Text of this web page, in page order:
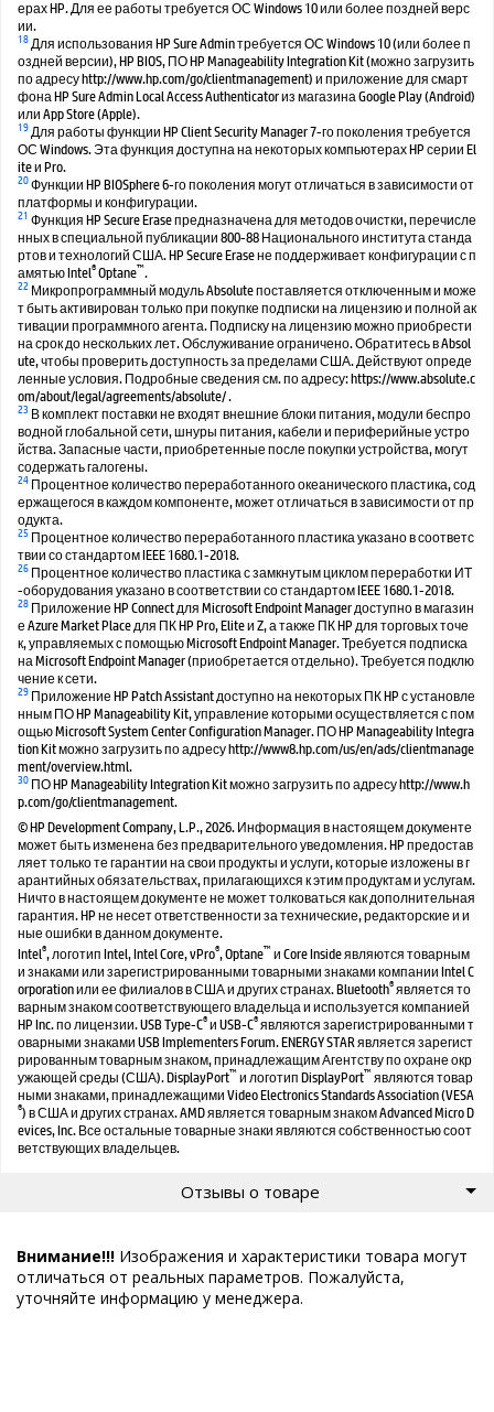
ерах HP. Для ее работы требуется ОС Windows 10 или более поздней верс
ии.
18Для использования HP Sure Admin требуется ОС Windows 10 (или более п
оздней версии), HP BIOS, ПО HP Manageability Integration Kit (можно загрузить
по адресу http://www.hp.com/go/clientmanagement) и приложение для смарт
фона HP Sure Admin Local Access Authenticator из магазина Google Play (Android)
или App Store (Apple).
19Для работы функции HP Client Security Manager 7-го поколения требуется
ОС Windows. Эта функция доступна на некоторых компьютерах HP серии El
ite и Pro.
20Функции HP BIOSphere 6-го поколения могут отличаться в зависимости от
платформы и конфигурации.
21 Функция HP Secure Erase предназначена для методов очистки, перечисле
нных в специальной публикации 800-88 Национального института станда
ртов и технологий США. HP Secure Erase не поддерживает конфигурации с п
амятью Intel®Optane™.
22 Микропрограммный модуль Absolute поставляется отключенным и може
т быть активирован только при покупке подписки на лицензию и полной ак
тивации программного агента. Подписку на лицензию можно приобрести
на срок до нескольких лет. Обслуживание ограничено. Обратитесь в Absol
ute, чтобы проверить доступность за пределами США. Действуют опреде
ленные условия. Подробные сведения см. по адресу: https://www.absolute.c
om/about/legal/agreements/absolute/ .
23 В комплект поставки не входят внешние блоки питания, модули беспро
водной глобальной сети, шнуры питания, кабели и периферийные устро
йства. Запасные части, приобретенные после покупки устройства, могут
содержать галогены.
24 Процентное количество переработанного океанического пластика, сод
ержащегося в каждом компоненте, может отличаться в зависимости от пр
одукта.
25 Процентное количество переработанного пластика указано в соответс
твии со стандартом IEEE 1680.1-2018.
26 Процентное количество пластика с замкнутым циклом переработки ИТ
-оборудования указано в соответствии со стандартом IEEE 1680.1-2018.
28 Приложение HP Connect для Microsoft Endpoint Manager доступно в магазин
е Azure Market Place для ПК HP Pro, Elite и Z, а также ПК HP для торговых точе
к, управляемых с помощью Microsoft Endpoint Manager. Требуется подписка
на Microsoft Endpoint Manager (приобретается отдельно). Требуется подклю
чение к сети.
29 Приложение HP Patch Assistant доступно на некоторых ПК HP с установле
нным ПО HP Manageability Kit, управление которыми осуществляется с пом
ощью Microsoft System Center Configuration Manager. ПО HP Manageability Integra
tion Kit можно загрузить по адресу http://www8.hp.com/us/en/ads/clientmanage
ment/overview.html.
30 ПО HP Manageability Integration Kit можно загрузить по адресу http://www.h
p.com/go/clientmanagement.
© HP Development Company, L.P., 2026. Информация в настоящем документе
может быть изменена без предварительного уведомления. HP предостав
ляет только те гарантии на свои продукты и услуги, которые изложены в г
арантийных обязательствах, прилагающихся к этим продуктам и услугам.
Ничто в настоящем документе не может толковаться как дополнительная
гарантия. HP не несет ответственности за технические, редакторские и и
ные ошибки в данном документе.
Intel®, логотип Intel, Intel Core, vPro®, Optane™и Core Inside являются товарным
и знаками или зарегистрированными товарными знаками компании Intel C
orporation или ее филиалов в США и других странах. Bluetooth®является то
варным знаком соответствующего владельца и используется компанией
HP Inc. по лицензии. USB Type-C®и USB-C®являются зарегистрированными т
оварными знаками USB Implementers Forum. ENERGY STAR является зарегист
рированным товарным знаком, принадлежащим Агентству по охране окр
ужающей среды (США). DisplayPort™и логотип DisplayPort™являются товар
ными знаками, принадлежащими Video Electronics Standards Association (VESA
®) в США и других странах. AMD является товарным знаком Advanced Micro D
evices, Inc. Все остальные товарные знаки являются собственностью соот
ветствующих владельцев.
Отзывы о товаре
Внимание!!! Изображения и характеристики товара могут
отличаться от реальных параметров. Пожалуйста,
уточняйте информацию у менеджера.